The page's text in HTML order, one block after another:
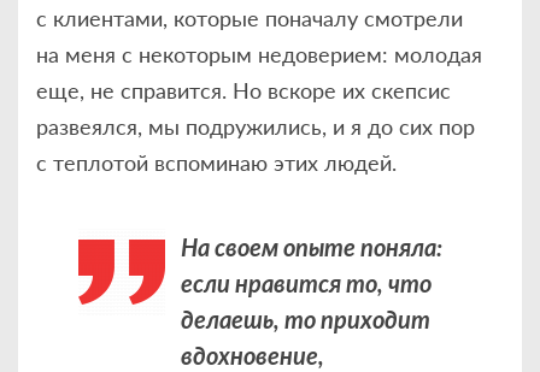
с клиентами, которые поначалу смотрели
на меня с некоторым недоверием: молодая
еще, не справится. Но вскоре их скепсис
развеялся, мы подружились, и я до сих пор
с теплотой вспоминаю этих людей.
На своем опыте поняла:
если нравится то, что
делаешь, то приходит
вдохновение,